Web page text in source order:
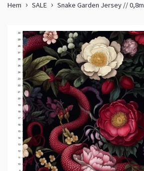
Hem SALE Snake Garden Jersey // 0,8m